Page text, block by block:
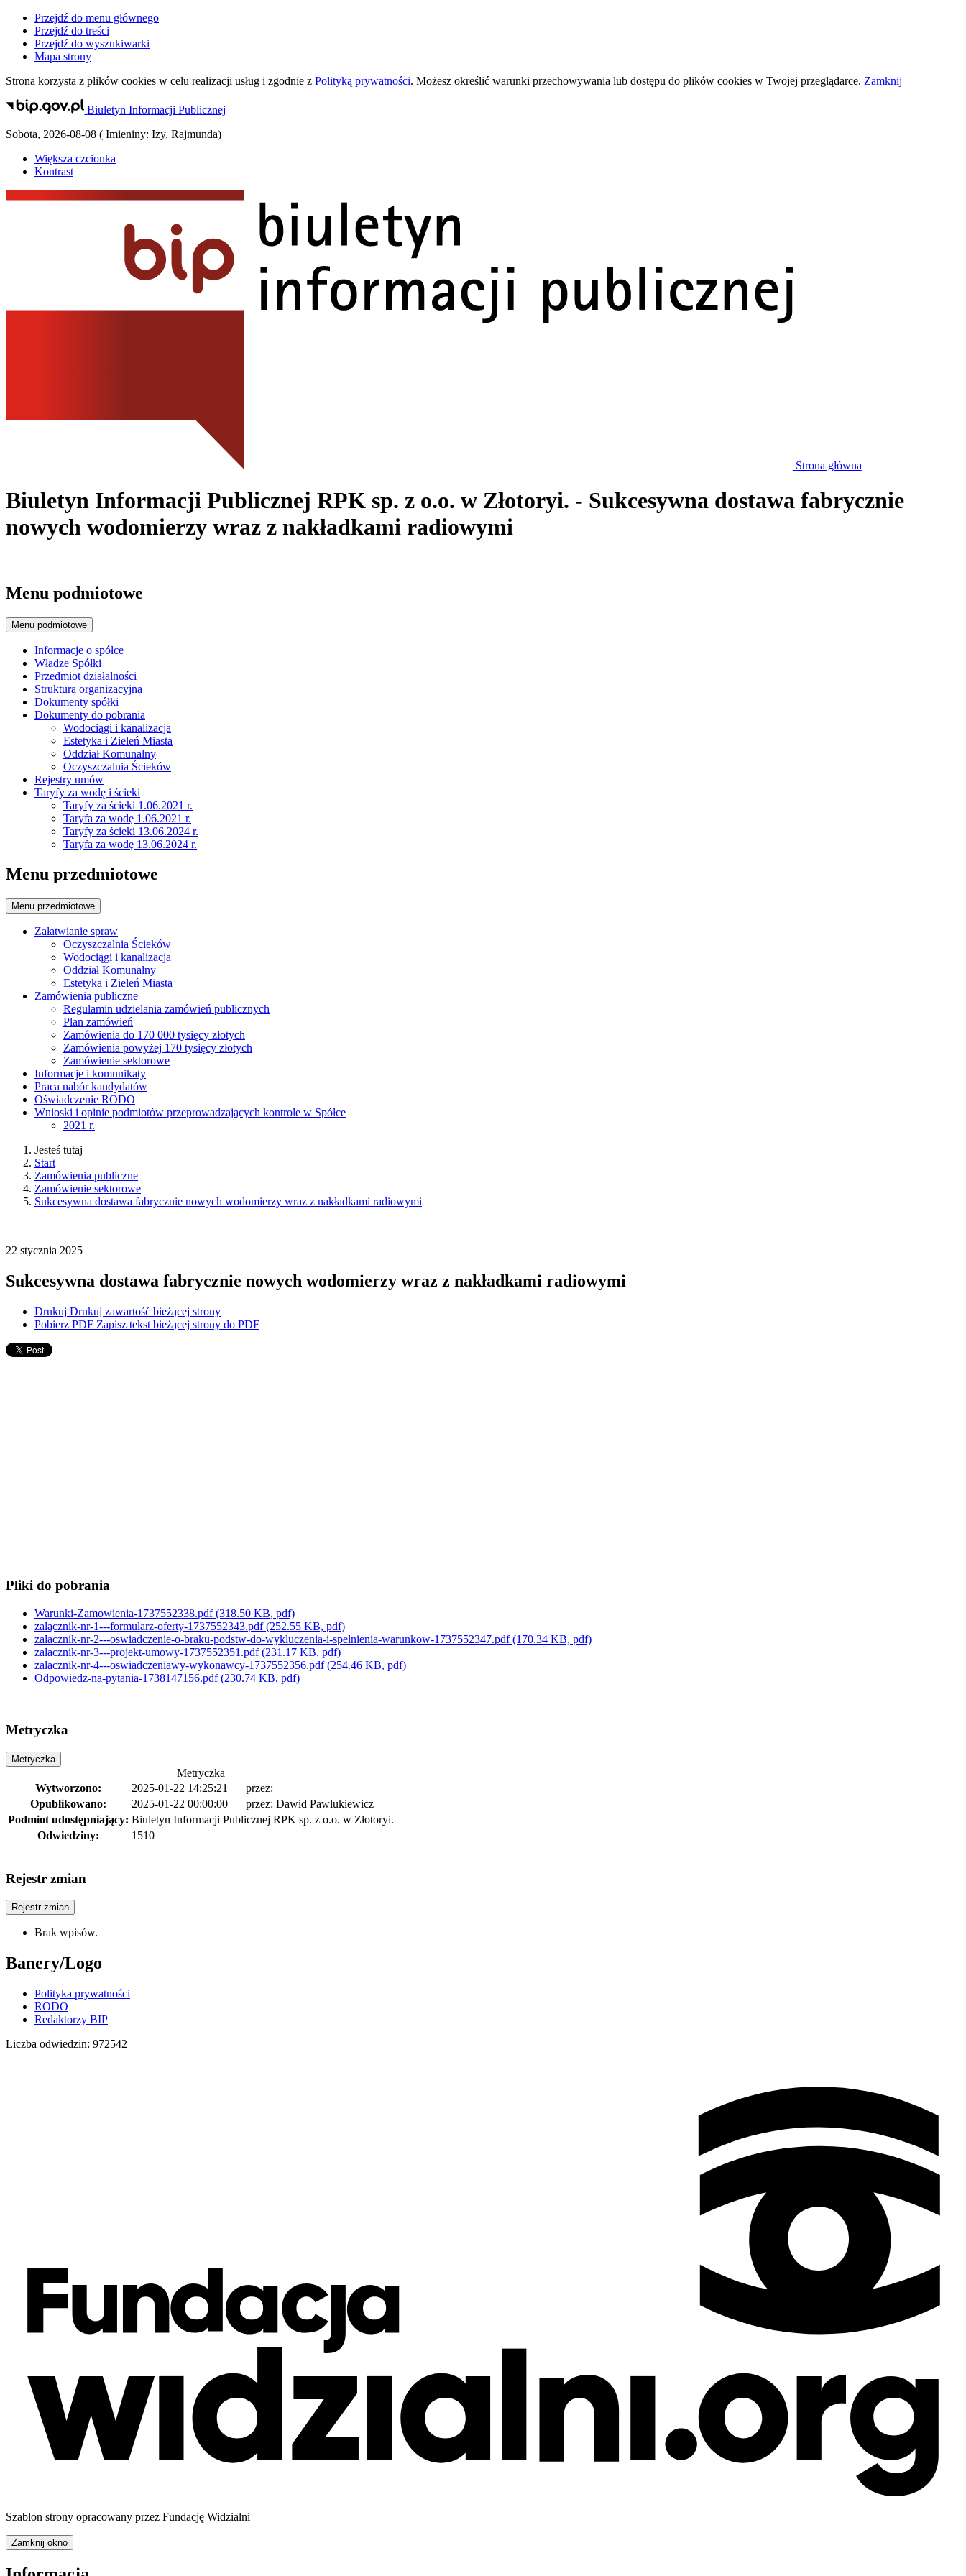
Przejdź do menu głównego
Przejdź do treści
Przejdź do wyszukiwarki
Mapa strony
Strona korzysta z plików cookies w celu realizacji usług i zgodnie z Polityką prywatności. Możesz określić warunki przechowywania lub dostępu do plików cookies w Twojej przeglądarce. Zamknij
Biuletyn Informacji Publicznej
Sobota, 2026-08-08 ( Imieniny: Izy, Rajmunda)
Większa czcionka
Kontrast
Strona główna
Biuletyn Informacji Publicznej RPK sp. z o.o. w Złotoryi. - Sukcesywna dostawa fabrycznie
nowych wodomierzy wraz z nakładkami radiowymi
Menu podmiotowe
Menu podmiotowe
Informacje o spółce
Władze Spółki
Przedmiot działalności
Struktura organizacyjna
Dokumenty spółki
Dokumenty do pobrania
Wodociągi i kanalizacja
Estetyka i Zieleń Miasta
Oddział Komunalny
Oczyszczalnia Ścieków
Rejestry umów
Taryfy za wodę i ścieki
Taryfy za ścieki 1.06.2021 r.
Taryfa za wodę 1.06.2021 r.
Taryfy za ścieki 13.06.2024 r.
Taryfa za wodę 13.06.2024 r.
Menu przedmiotowe
Menu przedmiotowe
Załatwianie spraw
Oczyszczalnia Ścieków
Wodociągi i kanalizacja
Oddział Komunalny
Estetyka i Zieleń Miasta
Zamówienia publiczne
Regulamin udzielania zamówień publicznych
Plan zamówień
Zamówienia do 170 000 tysięcy złotych
Zamówienia powyżej 170 tysięcy złotych
Zamówienie sektorowe
Informacje i komunikaty
Praca nabór kandydatów
Oświadczenie RODO
Wnioski i opinie podmiotów przeprowadzających kontrole w Spółce
2021 r.
Jesteś tutaj
Start
Zamówienia publiczne
Zamówienie sektorowe
Sukcesywna dostawa fabrycznie nowych wodomierzy wraz z nakładkami radiowymi
22 stycznia 2025
Sukcesywna dostawa fabrycznie nowych wodomierzy wraz z nakładkami radiowymi
Drukuj Drukuj zawartość bieżącej strony
Pobierz PDF Zapisz tekst bieżącej strony do PDF
Pliki do pobrania
Warunki-Zamowienia-1737552338.pdf(318.50 KB, pdf)
zalącznik-nr-1---formularz-oferty-1737552343.pdf(252.55 KB, pdf)
zalacznik-nr-2---oswiadczenie-o-braku-podstw-do-wykluczenia-i-spelnienia-warunkow-1737552347.pdf(170.34 KB, pdf)
zalacznik-nr-3---projekt-umowy-1737552351.pdf(231.17 KB, pdf)
zalacznik-nr-4---oswiadczeniawy-wykonawcy-1737552356.pdf(254.46 KB, pdf)
Odpowiedz-na-pytania-1738147156.pdf(230.74 KB, pdf)
Metryczka
Metryczka
Metryczka
Wytworzono:
2025-01-22 14:25:21
przez:
Opublikowano:
2025-01-22 00:00:00 przez: Dawid Pawlukiewicz
Podmiot udostępniający: Biuletyn Informacji Publicznej RPK sp. z o.o. w Złotoryi.
Odwiedziny:
1510
Rejestr zmian
Rejestr zmian
Brak wpisów.
Banery/Logo
Polityka prywatności
RODO
Redaktorzy BIP
Liczba odwiedzin: 972542
Szablon strony opracowany przez Fundację Widzialni
Zamknij okno